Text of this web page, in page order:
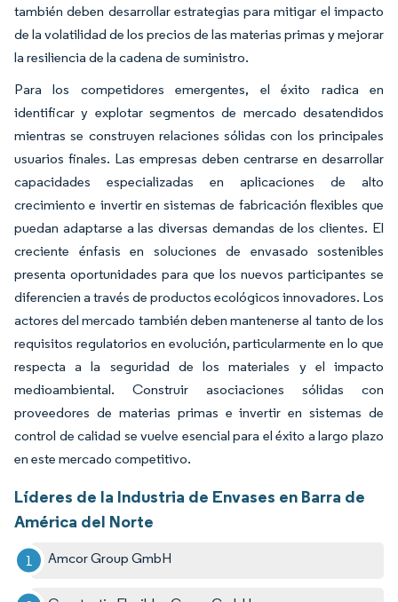
también deben desarrollar estrategias para mitigar el impacto
de la volatilidad de los precios de las materias primas y mejorar
la resiliencia de la cadena de suministro.
Para los competidores emergentes, el éxito radica en
identificar y explotar segmentos de mercado desatendidos
mientras se construyen relaciones sólidas con los principales
usuarios finales. Las empresas deben centrarse en desarrollar
capacidades especializadas en aplicaciones de alto
crecimiento e invertir en sistemas de fabricación flexibles que
puedan adaptarse a las diversas demandas de los clientes. El
creciente énfasis en soluciones de envasado sostenibles
presenta oportunidades para que los nuevos participantes se
diferencien a través de productos ecológicos innovadores. Los
actores del mercado también deben mantenerse al tanto de los
requisitos regulatorios en evolución, particularmente en lo que
respecta a la seguridad de los materiales y el impacto
medioambiental. Construir asociaciones sólidas con
proveedores de materias primas e invertir en sistemas de
control de calidad se vuelve esencial para el éxito a largo plazo
en este mercado competitivo.
Líderes de la Industria de Envases en Barra de
América del Norte
Amcor Group GmbH